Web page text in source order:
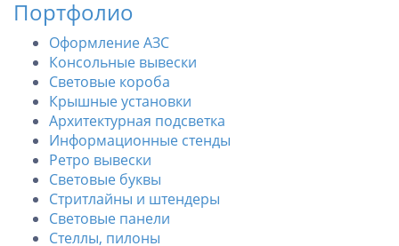
Портфолио
Оформление АЗС
Консольные вывески
Световые короба
Крышные установки
Архитектурная подсветка
Информационные стенды
Ретро вывески
Световые буквы
Стритлайны и штендеры
Световые панели
Стеллы, пилоны